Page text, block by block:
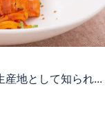
地として知られ...